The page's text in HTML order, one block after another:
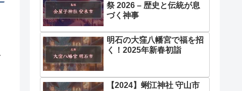
祭 2026 – 歴史と伝統が息
づく神事
明石の大窪八幡宮で福を招
く！2025年新春初詣
【2024】蜊江神社 守山市